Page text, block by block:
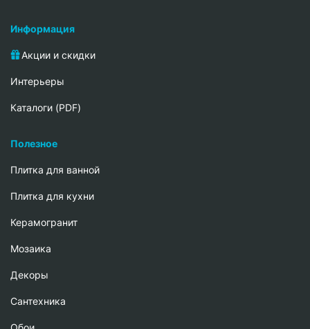
Информация
Акции и скидки
Интерьеры
Каталоги (PDF)
Полезное
Плитка для ванной
Плитка для кухни
Керамогранит
Мозаика
Декоры
Сантехника